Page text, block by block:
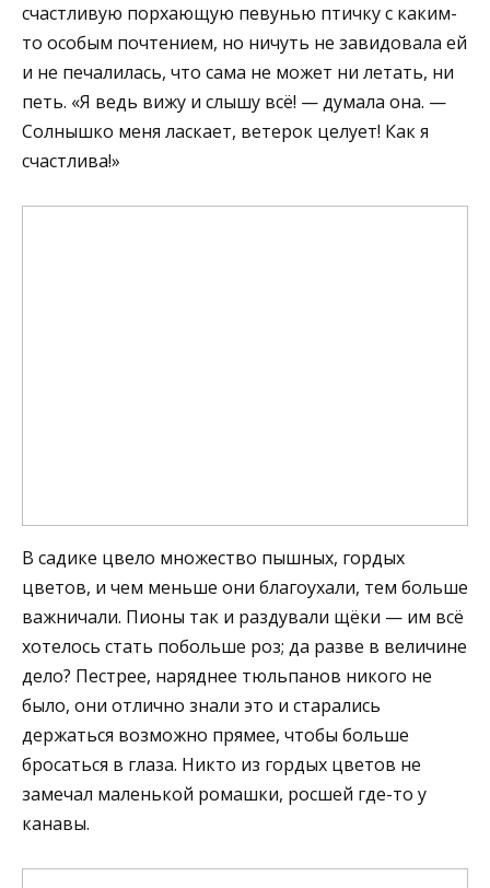
счастливую порхающую певунью птичку с каким-
то особым почтением, но ничуть не завидовала ей
и не печалилась, что сама не может ни летать, ни
петь. «Я ведь вижу и слышу всё! — думала она. —
Солнышко меня ласкает, ветерок целует! Как я
счастлива!»
В садике цвело множество пышных, гордых
цветов, и чем меньше они благоухали, тем больше
важничали. Пионы так и раздували щёки — им всё
хотелось стать побольше роз; да разве в величине
дело? Пестрее, наряднее тюльпанов никого не
было, они отлично знали это и старались
держаться возможно прямее, чтобы больше
бросаться в глаза. Никто из гордых цветов не
замечал маленькой ромашки, росшей где-то у
канавы.